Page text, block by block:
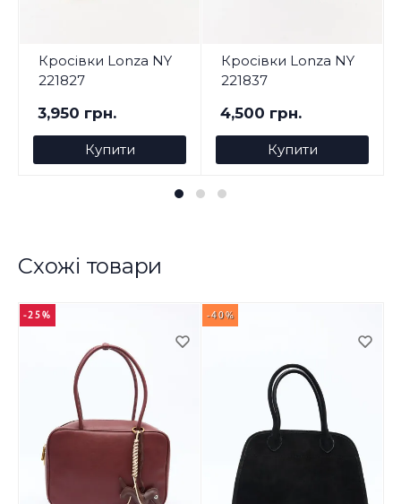
Кросівки Lonza NY
221827
3,950 грн.
Купити
Кросівки Lonza NY
221837
4,500 грн.
Купити
Схожі товари
-25% -40%